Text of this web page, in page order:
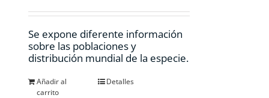
Se expone diferente información
sobre las poblaciones y
distribución mundial de la especie.
Añadir al
carrito
Detalles